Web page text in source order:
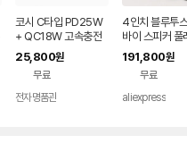
코시 C타입 PD25W
+ QC18W 고속충전
차량용 블루투스 무선
카팩 AT2230BT
25,800원
무료
전자명품관
4인치 블루투
바이 스피커 풀
사운드 박스 무
오 시스템 방수
(바이크, 할리,
용)
191,800원
무료
aliexpress